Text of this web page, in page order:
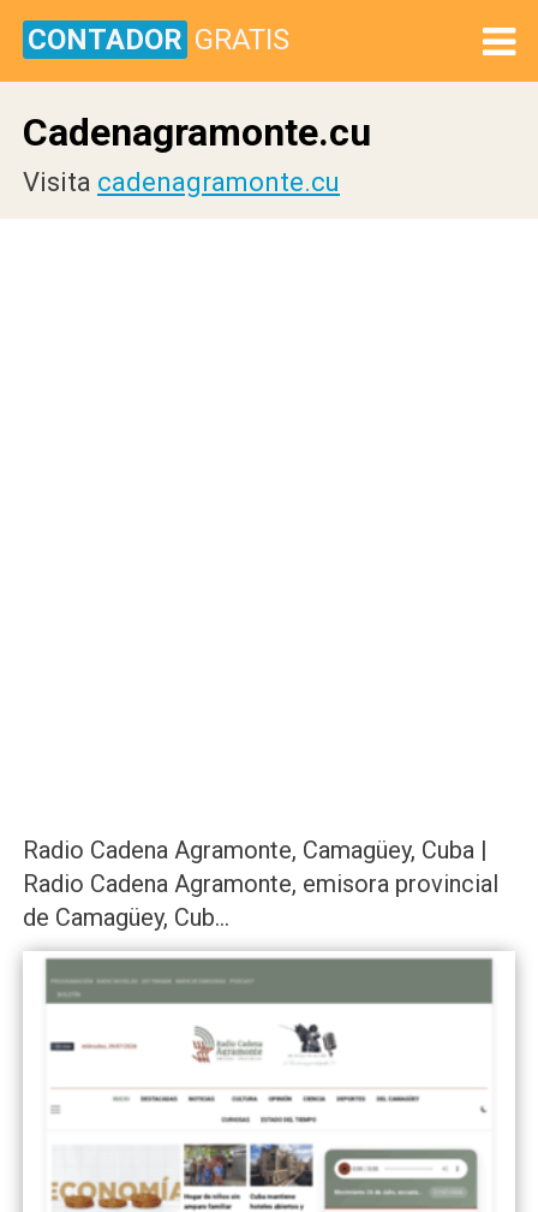
CONTADOR GRATIS
Cadenagramonte.cu
Visita cadenagramonte.cu
Radio Cadena Agramonte, Camagüey, Cuba |
Radio Cadena Agramonte, emisora provincial
de Camagüey, Cub...